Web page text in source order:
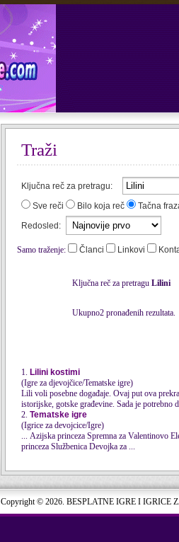
Traži
Ključna reč za pretragu:
Sve reči
Bilo koja reč
Tačna
Redosled:
Samo traženje: Članci Linkovi
Ključna reč za pretragu Lilini
Ukupno2 pronađenih rezultata.
1. Lilini kostimi
(Igre za djevojčice/Tematske igre)
Lili voli posebne događaje. Ovaj put ova
istorijske, gotske građevine. Sada je potrebno
2. Tematske igre
(Igrice za devojcice/Igre)
princeza Službenica Devojka za ...
Copyright © 2026. BESPLATNE IGRE I IGRICE